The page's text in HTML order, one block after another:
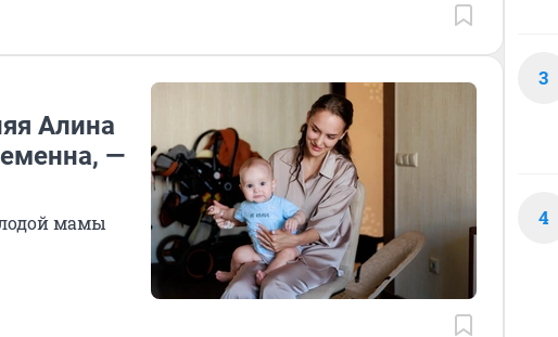
Алина
—
мамы
3
4